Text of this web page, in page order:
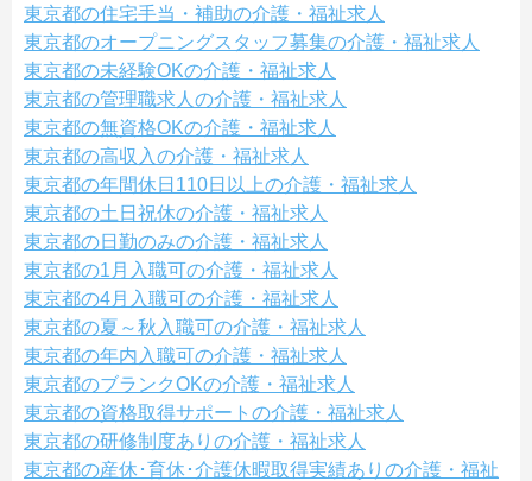
東京都の住宅手当・補助の介護・福祉求人
東京都のオープニングスタッフ募集の介護・福祉求人
東京都の未経験OKの介護・福祉求人
東京都の管理職求人の介護・福祉求人
東京都の無資格OKの介護・福祉求人
東京都の高収入の介護・福祉求人
東京都の年間休日110日以上の介護・福祉求人
東京都の土日祝休の介護・福祉求人
東京都の日勤のみの介護・福祉求人
東京都の1月入職可の介護・福祉求人
東京都の4月入職可の介護・福祉求人
東京都の夏～秋入職可の介護・福祉求人
東京都の年内入職可の介護・福祉求人
東京都のブランクOKの介護・福祉求人
東京都の資格取得サポートの介護・福祉求人
東京都の研修制度ありの介護・福祉求人
東京都の産休･育休･介護休暇取得実績ありの介護・福祉